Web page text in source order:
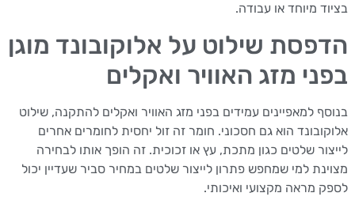
מיוחד או עבודה.
שילוט על אלוקובונד מוגן
מזג האוויר ואקלים
למאפיינים עמידים בפני מזג האוויר ואקלים להתקנה, שילוט
הוא גם חסכוני. חומר זה זול יחסית לחומרים אחרים
שלטים כגון מתכת, עץ או זכוכית. זה הופך אותו לבחירה
למי שמחפש פתרון לייצור שלטים במחיר סביר שעדיין יכול
מראה מקצועי ואיכותי.